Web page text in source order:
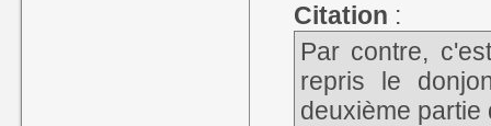
Citation :
Par contre,
repris le
deuxième partie